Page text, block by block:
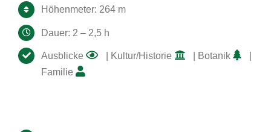
Höhenmeter: 264 m
Dauer: 2 – 2,5 h
Ausblicke | Kultur/Historie | Botanik
Familie